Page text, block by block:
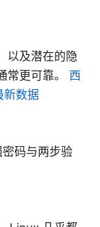
以及潜在的隐
常更可靠。 西
新数据
码与两步验